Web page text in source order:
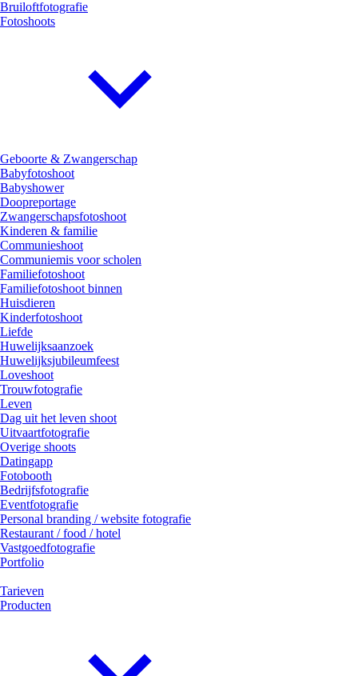
Bruiloftfotografie
Fotoshoots
Geboorte & Zwangerschap
Babyfotoshoot
Babyshower
Doopreportage
Zwangerschapsfotoshoot
Kinderen & familie
Communieshoot
Communiemis voor scholen
Familiefotoshoot
Familiefotoshoot binnen
Huisdieren
Kinderfotoshoot
Liefde
Huwelijksaanzoek
Huwelijksjubileumfeest
Loveshoot
Trouwfotografie
Leven
Dag uit het leven shoot
Uitvaartfotografie
Overige shoots
Datingapp
Fotobooth
Bedrijfsfotografie
Eventfotografie
Personal branding / website fotografie
Restaurant / food / hotel
Vastgoedfotografie
Portfolio
Tarieven
Producten